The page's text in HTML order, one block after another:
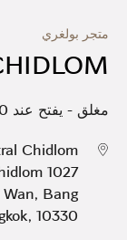
متجر بولغري
مغلق - يفتح عند
Chidlom
1027
Bang
, 10330